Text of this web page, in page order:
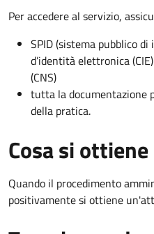
Per accedere al servizio,
SPID (sistema pubblico
d’identità elettronica
(CNS)
tutta la documentazione
della pratica.
Cosa si ottiene
Quando il procedimento
positivamente si ottiene